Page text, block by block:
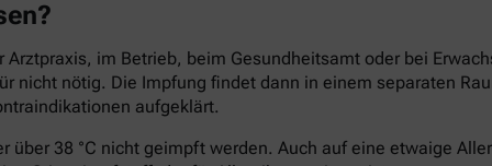
im Betrieb, beim Gesundheitsamt oder bei
nicht nötig. Die Impfung findet dann in einem separaten
aufgeklärt.
über 38 °C nicht geimpft werden. Auch auf eine etwaige